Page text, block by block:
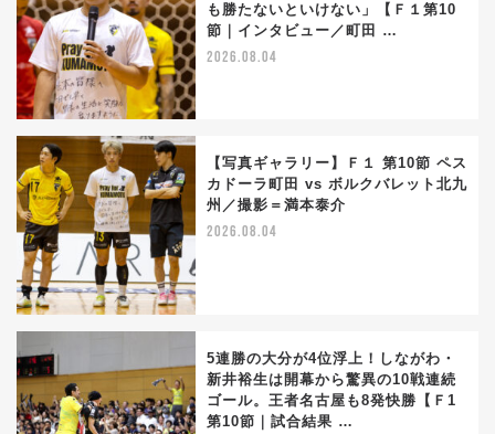
も勝たないといけない」【Ｆ１第10
節｜インタビュー／町田 …
2026.08.04
【写真ギャラリー】Ｆ１ 第10節 ペス
カドーラ町田 vs ボルクバレット北九
州／撮影＝満本泰介
2026.08.04
5連勝の大分が4位浮上！しながわ・
新井裕生は開幕から驚異の10戦連続
ゴール。王者名古屋も8発快勝【Ｆ1
第10節｜試合結果 …